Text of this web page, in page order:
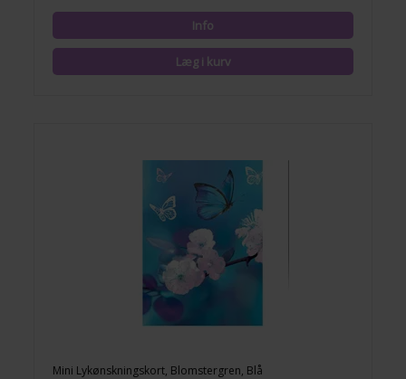
Mini Lykønskningskort, Blomstergren, Blå